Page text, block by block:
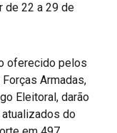
de 22 a 29 de
oferecido pelos
Armadas,
Eleitoral, darão
do